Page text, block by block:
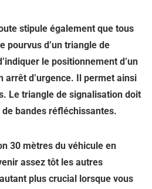
stipule également que tous
pourvus d’un triangle de
le positionnement d’un
arrêt d’urgence. Il permet ainsi
Le triangle de signalisation doit
bandes réfléchissantes.
30 mètres du véhicule en
assez tôt les autres
plus crucial lorsque vous